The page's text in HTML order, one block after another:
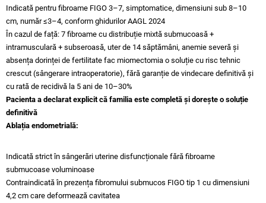
Indicată pentru fibroame FIGO 3–7, simptomatice, dimensiuni sub 8–10
cm, număr ≤3–4, conform ghidurilor AAGL 2024
În cazul de față: 7 fibroame cu distribuție mixtă submucoasă +
intramusculară + subseroasă, uter de 14 săptămâni, anemie severă și
absența dorinței de fertilitate fac miomectomia o soluție cu risc tehnic
crescut (sângerare intraoperatorie), fără garanție de vindecare definitivă și
cu rată de recidivă la 5 ani de 10–30%
Pacienta a declarat explicit că familia este completă și dorește o soluție
definitivă
Ablația endometrială:
Indicată strict în sângerări uterine disfuncționale fără fibroame
submucoase voluminoase
Contraindicată în prezența fibromului submucos FIGO tip 1 cu dimensiuni
4,2 cm care deformează cavitatea